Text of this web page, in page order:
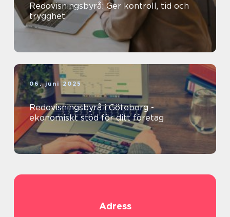
Redovisningsbyrå: Ger kontroll, tid och
trygghet
06. juni 2025
Redovisningsbyrå i Göteborg -
ekonomiskt stöd för ditt företag
Adress